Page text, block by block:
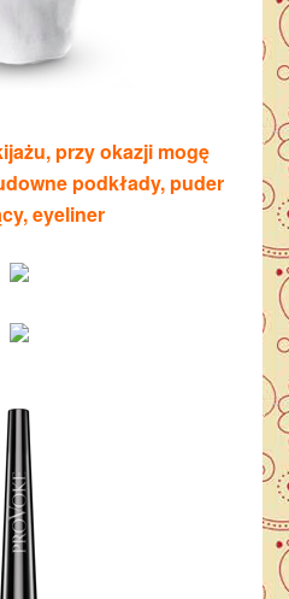
przy okazji mogę
podkłady, puder
eyeliner